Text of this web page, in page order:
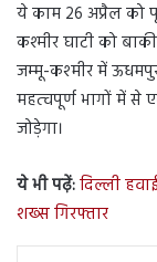
ये काम 26 अप्रैल को
कश्मीर घाटी को
जम्‍मू-कश्‍मीर में
महत्‍वपूर्ण भागों में से
जोड़ेगा।
ये भी पढ़ें:दिल्ली
शख्स गिरफ्तार